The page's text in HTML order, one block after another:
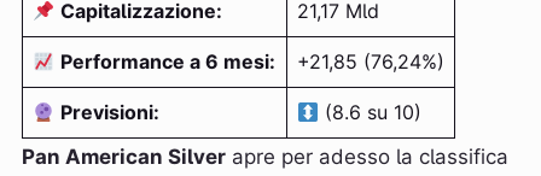
Capitalizzazione: 21,17 Mld
Performance a 6 mesi: +21,85 (76,24%)
Previsioni:
(8.6 su 10)
Pan American Silver apre per adesso la classifica